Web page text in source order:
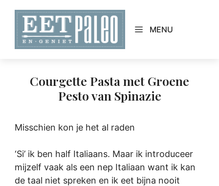
content
MENU
Courgette Pasta met Groene
Pesto van Spinazie
Misschien kon je het al raden
‘Si’ ik ben half Italiaans. Maar ik introduceer
mijzelf vaak als een nep Italiaan want ik kan
de taal niet spreken en ik eet bijna nooit